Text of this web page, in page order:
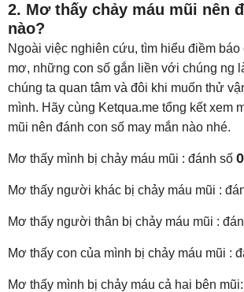
2. Mơ thấy chảy máu mũi nên
nào?
Ngoài việc nghiên cứu, tìm hiểu điềm
mơ, những con số gắn liền với chúng ng
chúng ta quan tâm và đôi khi muốn thử
mình. Hãy cùng Ketqua.me tổng kết xem
mũi nên đánh con số may mắn nào nhé.
Mơ thấy mình bị chảy máu mũi : đánh số
Mơ thấy người khác bị chảy máu mũi :
Mơ thấy người thân bị chảy máu mũi :
Mơ thấy con của mình bị chảy máu mũi :
Mơ thấy mình bị chảy máu cả hai bên